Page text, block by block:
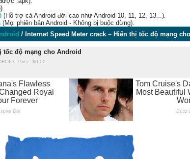
(Hỗ trợ cả Android đời cao như Android 10, 11, 12, 13...).
(Mọi phiên bản Android - Không bị buộc dừng).
/ Internet Speed Meter crack – Hiển thị tốc độ mạng
tốc độ mạng cho Android
- Price: $0.00